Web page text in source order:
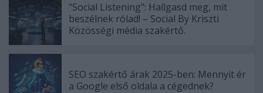
"Social Listening": Hallgasd meg, mit
beszélnek rólad! – Social By Kriszti
Közösségi média szakértő.
SEO szakértő árak 2025-ben: Mennyit ér
a Google első oldala a cégednek?